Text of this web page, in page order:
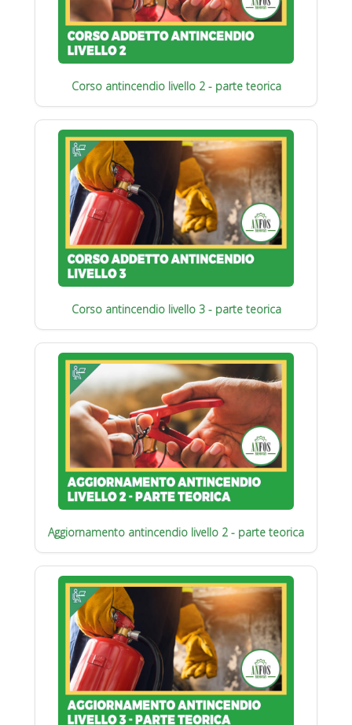
Corso antincendio livello 2 - parte teorica
Corso antincendio livello 3 - parte teorica
Aggiornamento antincendio livello 2 - parte teorica